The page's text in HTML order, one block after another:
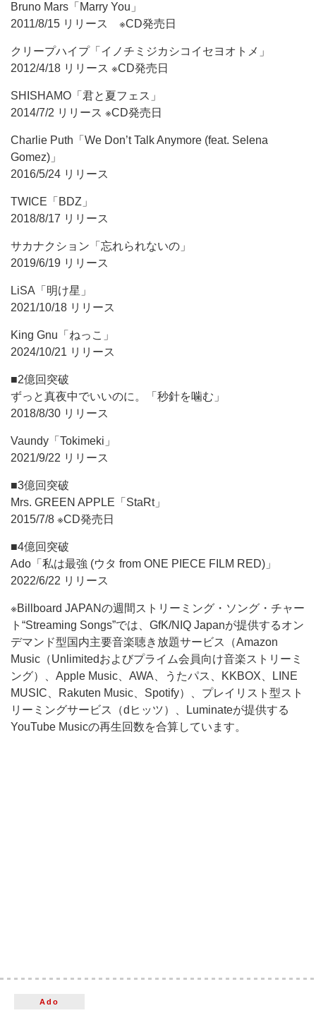
Bruno Mars「Marry You」
2011/8/15 リリース ※CD発売日
クリープハイプ「イノチミジカシコイセヨオトメ」
2012/4/18 リリース ※CD発売日
SHISHAMO「君と夏フェス」
2014/7/2 リリース ※CD発売日
Charlie Puth「We Don’t Talk Anymore (feat. Selena
Gomez)」
2016/5/24 リリース
TWICE「BDZ」
2018/8/17 リリース
サカナクション「忘れられないの」
2019/6/19 リリース
LiSA「明け星」
2021/10/18 リリース
King Gnu「ねっこ」
2024/10/21 リリース
■2億回突破
ずっと真夜中でいいのに。「秒針を噛む」
2018/8/30 リリース
Vaundy「Tokimeki」
2021/9/22 リリース
■3億回突破
Mrs. GREEN APPLE「StaRt」
2015/7/8 ※CD発売日
■4億回突破
Ado「私は最強 (ウタ from ONE PIECE FILM RED)」
2022/6/22 リリース
※Billboard JAPANの週間ストリーミング・ソング・チャー
ト“Streaming Songs”では、GfK/NIQ Japanが提供するオン
デマンド型国内主要音楽聴き放題サービス（Amazon
Music（Unlimitedおよびプライム会員向け音楽ストリーミ
ング）、Apple Music、AWA、うたパス、KKBOX、LINE
MUSIC、Rakuten Music、Spotify）、プレイリスト型スト
リーミングサービス（dヒッツ）、Luminateが提供する
YouTube Musicの再生回数を合算しています。
Ado